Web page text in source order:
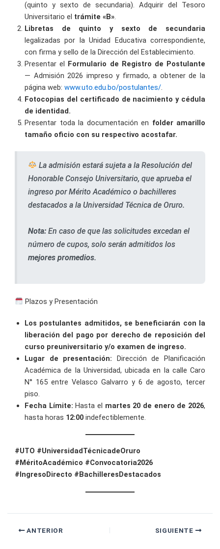
(quinto y sexto de secundaria). Adquirir del Tesoro
Universitario el trámite «B».
Libretas de quinto y sexto de secundaria
legalizadas por la Unidad Educativa correspondiente,
con firma y sello de la Dirección del Establecimiento.
Presentar el
Formulario de Registro de Postulante
— Admisión 2026 impreso y firmado, a obtener de la
página web: www.uto.edu.bo/postulantes/.
Fotocopias del certificado de nacimiento y cédula
de identidad.
Presentar toda la documentación en folder amarillo
tamaño oficio con su respectivo acostafar.
La admisión estará sujeta a la Resolución del
Honorable Consejo Universitario, que aprueba el
ingreso por Mérito Académico o bachilleres
destacados a la Universidad Técnica de Oruro.
Nota:En caso de que las solicitudes excedan el
número de cupos, solo serán admitidos los
mejores promedios.
Plazos y Presentación
Los postulantes admitidos, se beneficiarán con la
liberación del pago por derecho de reposición del
curso preuniversitario y/o examen de ingreso.
Lugar de presentación: Dirección de Planificación
Académica de la Universidad, ubicada en la calle Caro
N° 165 entre Velasco Galvarro y 6 de agosto, tercer
piso.
Fecha Límite: Hasta el martes 20 de enero de 2026,
hasta horas 12:00 indefectiblemente.
#UTO #UniversidadTécnicadeOruro
#MéritoAcadémico #Convocatoria2026
#IngresoDirecto #BachilleresDestacados
ANTERIOR SIGUIENTE